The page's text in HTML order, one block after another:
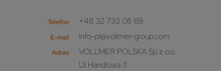
Telefon +48 32 733 08 69
E-mail info-pl@vollmer-group.com
Adres
VOLLMER POLSKA Sp z o.o.
Ul.Handlowa 11